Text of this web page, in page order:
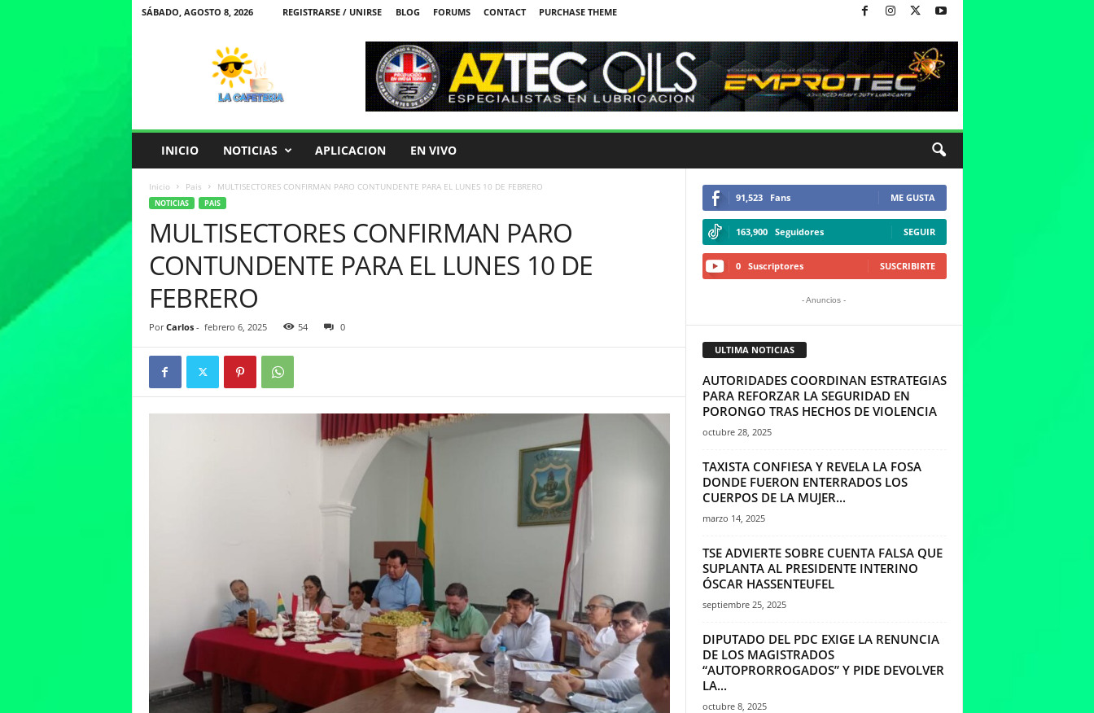
SÁBADO, AGOSTO 8, 2026 REGISTRARSE / UNIRSE BLOG FORUMS CONTACT PURCHASE THEME
INICIO NOTICIAS APLICACION EN VIVO
Inicio Pais MULTISECTORES CONFIRMAN PARO CONTUNDENTE PARA EL LUNES 10 DE FEBRERO
NOTICIAS PAIS
MULTISECTORES CONFIRMAN PARO
CONTUNDENTE PARA EL LUNES 10 DE
FEBRERO
Por Carlos- febrero 6, 2025 54 0
91,523 Fans ME GUSTA
163,900 Seguidores SEGUIR
0 Suscriptores SUSCRIBIRTE
- Anuncios -
ULTIMA NOTICIAS
AUTORIDADES COORDINAN ESTRATEGIAS
PARA REFORZAR LA SEGURIDAD EN
PORONGO TRAS HECHOS DE VIOLENCIA
octubre 28, 2025
TAXISTA CONFIESA Y REVELA LA FOSA
DONDE FUERON ENTERRADOS LOS
CUERPOS DE LA MUJER...
marzo 14, 2025
TSE ADVIERTE SOBRE CUENTA FALSA QUE
SUPLANTA AL PRESIDENTE INTERINO
ÓSCAR HASSENTEUFEL
septiembre 25, 2025
DIPUTADO DEL PDC EXIGE LA RENUNCIA
DE LOS MAGISTRADOS
“AUTOPRORROGADOS” Y PIDE DEVOLVER
LA...
octubre 8, 2025